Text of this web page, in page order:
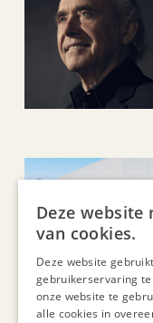
Deze website
van cookies.
Deze website
gebruikerservaring
onze website te
alle cookies in